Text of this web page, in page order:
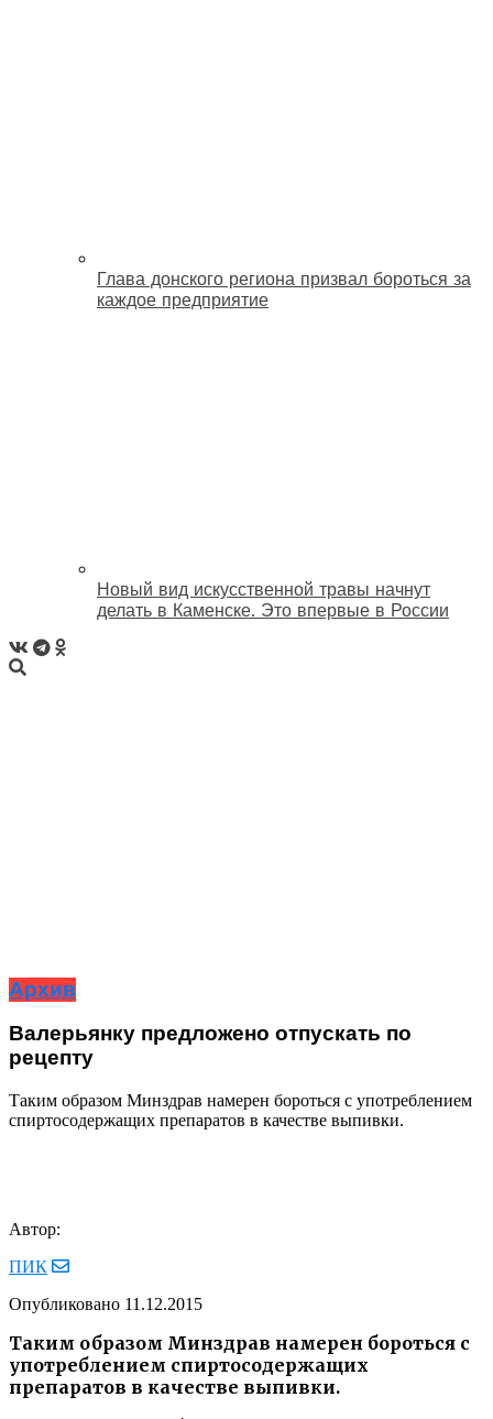
Глава донского региона призвал бороться за
каждое предприятие
Новый вид искусственной травы начнут
делать в Каменске. Это впервые в России
Архив
Валерьянку предложено отпускать по
рецепту
Таким образом Минздрав намерен бороться с употреблением
спиртосодержащих препаратов в качестве выпивки.
Автор:
ПИК
Опубликовано 11.12.2015
Таким образом Минздрав намерен бороться с
употреблением спиртосодержащих
препаратов в качестве выпивки.